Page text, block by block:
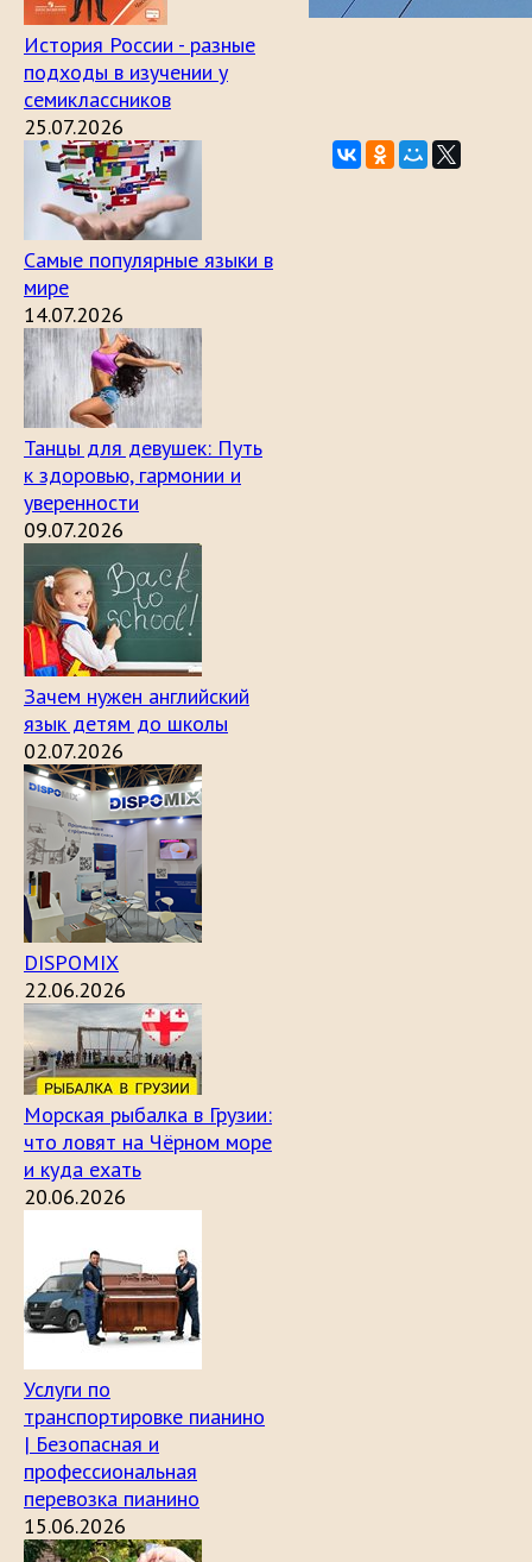
История России - разные
подходы в изучении у
семиклассников
25.07.2026
Самые популярные языки в
мире
14.07.2026
Танцы для девушек: Путь
к здоровью, гармонии и
уверенности
09.07.2026
Зачем нужен английский
язык детям до школы
02.07.2026
DISPOMIX
22.06.2026
Морская рыбалка в Грузии:
что ловят на Чёрном море
и куда ехать
20.06.2026
Услуги по
транспортировке пианино
| Безопасная и
профессиональная
перевозка пианино
15.06.2026